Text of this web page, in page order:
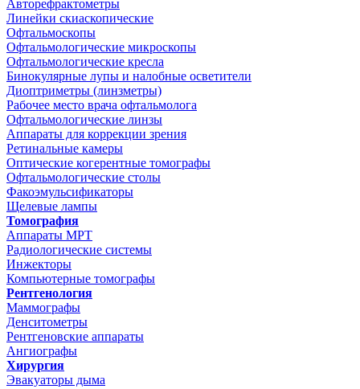
Авторефрактометры
Линейки скиаскопические
Офтальмоскопы
Офтальмологические микроскопы
Офтальмологические кресла
Бинокулярные лупы и налобные осветители
Диоптриметры (линзметры)
Рабочее место врача офтальмолога
Офтальмологические линзы
Аппараты для коррекции зрения
Ретинальные камеры
Оптические когерентные томографы
Офтальмологические столы
Факоэмульсификаторы
Щелевые лампы
Томография
Аппараты МРТ
Радиологические системы
Инжекторы
Компьютерные томографы
Рентгенология
Маммографы
Денситометры
Рентгеновские аппараты
Ангиографы
Хирургия
Эвакуаторы дыма